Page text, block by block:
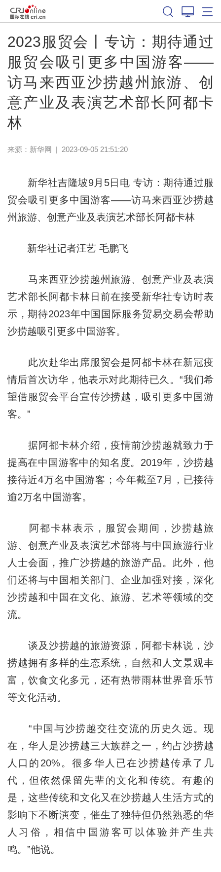
2023服贸会丨专访：期待通过
服贸会吸引更多中国游客——
访马来西亚沙捞越州旅游、创
意产业及表演艺术部长阿都卡
林
来源： 新华网 | 2023-09-05 21:51:20
新华社吉隆坡9月5日电 专访：期待通过服
贸会吸引更多中国游客——访马来西亚沙捞越
州旅游、创意产业及表演艺术部长阿都卡林
新华社记者汪艺 毛鹏飞
马来西亚沙捞越州旅游、创意产业及表演
艺术部长阿都卡林日前在接受新华社专访时表
示，期待2023年中国国际服务贸易交易会帮助
沙捞越吸引更多中国游客。
此次赴华出席服贸会是阿都卡林在新冠疫
情后首次访华，他表示对此期待已久。“我们希
望借服贸会平台宣传沙捞越，吸引更多中国游
客。”
据阿都卡林介绍，疫情前沙捞越就致力于
提高在中国游客中的知名度。2019年，沙捞越
接待近4万名中国游客；今年截至7月，已接待
逾2万名中国游客。
阿都卡林表示，服贸会期间，沙捞越旅
游、创意产业及表演艺术部将与中国旅游行业
人士会面，推广沙捞越的旅游产品。此外，他
们还将与中国相关部门、企业加强对接，深化
沙捞越和中国在文化、旅游、艺术等领域的交
流。
谈及沙捞越的旅游资源，阿都卡林说，沙
捞越拥有多样的生态系统，自然和人文景观丰
富，饮食文化多元，还有热带雨林世界音乐节
等文化活动。
“中国与沙捞越交往交流的历史久远。现
在，华人是沙捞越三大族群之一，约占沙捞越
人口的20%。很多华人已在沙捞越传承了几
代，但依然保留先辈的文化和传统。有趣的
是，这些传统和文化又在沙捞越人生活方式的
影响下不断演变，催生了独特但仍然熟悉的华
人习俗，相信中国游客可以体验并产生共
鸣。”他说。